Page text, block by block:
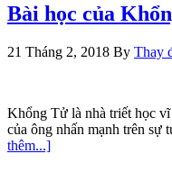
Bài học của
21 Tháng 2, 2018 By Thay
Khổng Tử là nhà triết học
của ông nhấn mạnh trên
thêm...]